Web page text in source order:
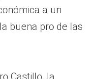
a un
buena pro de las
Castillo, la